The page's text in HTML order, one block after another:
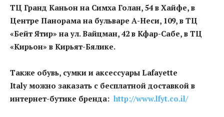
ТЦ Гранд Каньон на Симха Голан, 54 в Хайфе, в
Центре Панорама на бульваре А-Неси, 109, в ТЦ
«Бейт Ятир» на ул. Вайцман, 42 в Кфар-Сабе, в ТЦ
«Кирьон» в Кирьят-Бялике.
Также обувь, сумки и аксессуары Lafayette
Italy можно заказать с бесплатной доставкой в
интернет-бутике бренда: http://www.lfyt.co.il/